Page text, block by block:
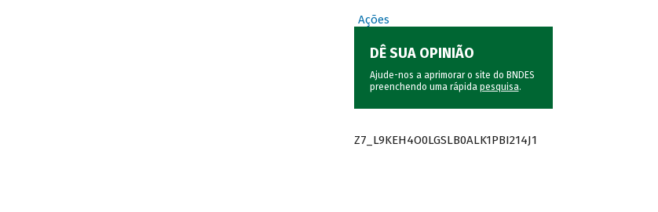
Ações
DÊ SUA OPINIÃO
Ajude-nos a aprimorar o site do BNDES
preenchendo uma rápida pesquisa.
Z7_L9KEH4O0LGSLB0ALK1PBI214J1